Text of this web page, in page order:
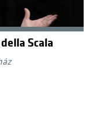
Scala